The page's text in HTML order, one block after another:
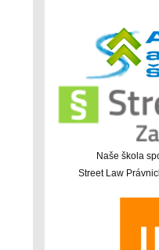
Naše škola
Street Law